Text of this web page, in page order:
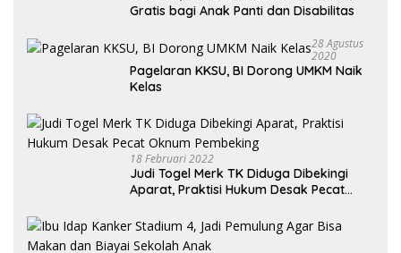
Gratis bagi Anak Panti dan Disabilitas
28 Agustus
2020
Pagelaran KKSU, BI Dorong UMKM Naik
Kelas
18 Februari 2022
Judi Togel Merk TK Diduga Dibekingi
Aparat, Praktisi Hukum Desak Pecat